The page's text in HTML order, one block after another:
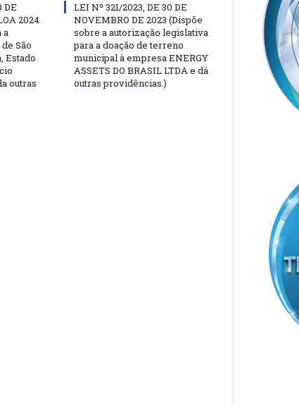
DE
2024
a
São
Estado
outras
LEI Nº 321/2023, DE 30 DE
NOVEMBRO DE 2023 (Dispõe
sobre a autorização legislativa
para a doação de terreno
municipal à empresa ENERGY
ASSETS DO BRASIL LTDA e dá
outras providências.)